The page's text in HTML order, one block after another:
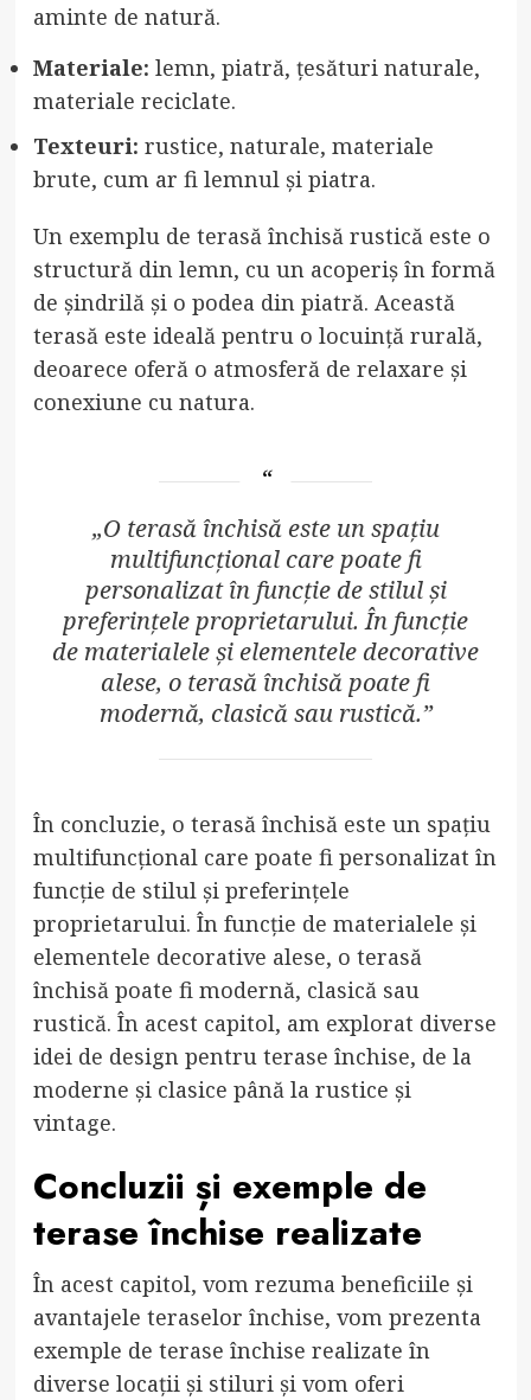
aminte de natură.
Materiale: lemn, piatră, țesături naturale,
materiale reciclate.
Texteuri: rustice, naturale, materiale
brute, cum ar fi lemnul și piatra.
Un exemplu de terasă închisă rustică este o
structură din lemn, cu un acoperiș în formă
de șindrilă și o podea din piatră. Această
terasă este ideală pentru o locuință rurală,
deoarece oferă o atmosferă de relaxare și
conexiune cu natura.
„O terasă închisă este un spațiu
multifuncțional care poate fi
personalizat în funcție de stilul și
preferințele proprietarului. În funcție
de materialele și elementele decorative
alese, o terasă închisă poate fi
modernă, clasică sau rustică.”
În concluzie, o terasă închisă este un spațiu
multifuncțional care poate fi personalizat în
funcție de stilul și preferințele
proprietarului. În funcție de materialele și
elementele decorative alese, o terasă
închisă poate fi modernă, clasică sau
rustică. În acest capitol, am explorat diverse
idei de design pentru terase închise, de la
moderne și clasice până la rustice și
vintage.
Concluzii și exemple de
terase închise realizate
În acest capitol, vom rezuma beneficiile și
avantajele teraselor închise, vom prezenta
exemple de terase închise realizate în
diverse locații și stiluri și vom oferi